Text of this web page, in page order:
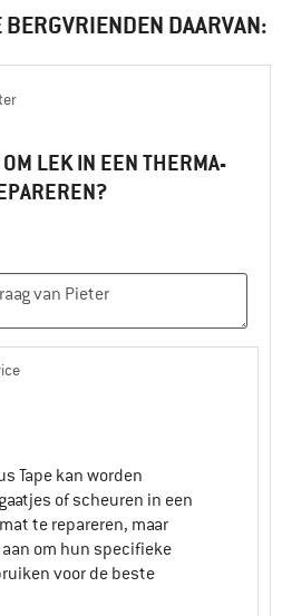
DAARVAN:
LEK IN EEN THERMA-
Tape kan worden
of scheuren in een
te repareren, maar
om hun specifieke
voor de beste